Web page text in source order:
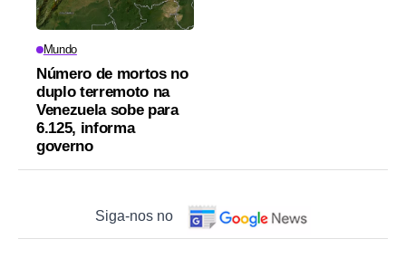
Mundo
Número de mortos no
duplo terremoto na
Venezuela sobe para
6.125, informa
governo
Siga-nos no